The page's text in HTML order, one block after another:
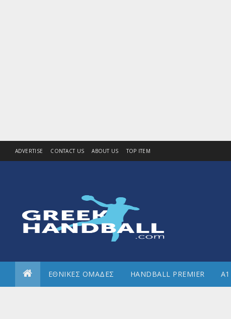
ADVERTISE CONTACT US ABOUT US TOP ITEM
ΕΘΝΙΚΕΣ ΟΜΑΔΕΣ HANDBALL PREMIER